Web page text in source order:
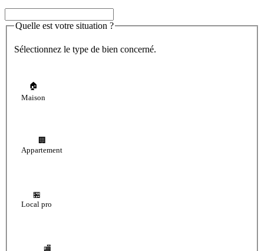
Quelle est votre situation ?
Sélectionnez le type de bien concerné.
🏠
Maison
🏢
Appartement
🏪
Local pro
🏬